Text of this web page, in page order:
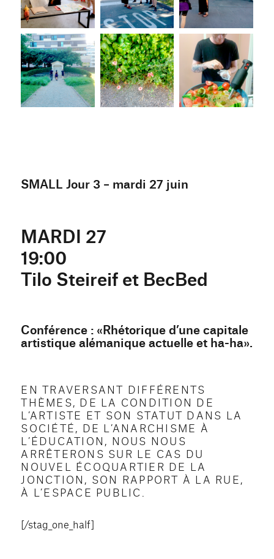
SMALL Jour 3 – mardi 27 juin
MARDI 27
19:00
Tilo Steireif et BecBed
Conférence : «Rhétorique d’une capitale
artistique alémanique actuelle et ha-ha».
EN TRAVERSANT DIFFÉRENTS
THÈMES, DE LA CONDITION DE
L’ARTISTE ET SON STATUT DANS LA
SOCIÉTÉ, DE L’ANARCHISME À
L’ÉDUCATION, NOUS NOUS
ARRÊTERONS SUR LE CAS DU
NOUVEL ÉCOQUARTIER DE LA
JONCTION, SON RAPPORT À LA RUE,
À L’ESPACE PUBLIC.
[/stag_one_half]